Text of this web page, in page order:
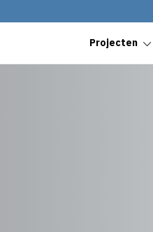
Projecten